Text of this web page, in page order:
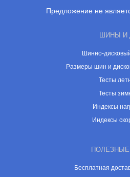
Предложение не
ШИНЫ И
Шинно-
Размеры шин и
Тесты
Тесты
Индексы
Индексы
Бесплатная